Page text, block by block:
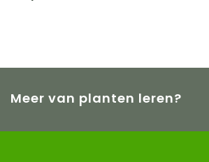
Meer van planten leren?